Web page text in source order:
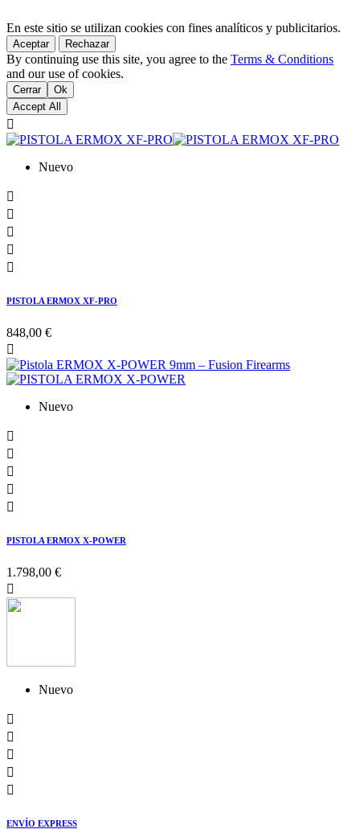
En este sitio se utilizan cookies con fines analíticos y publicitarios.
Aceptar Rechazar
By continuing use this site, you agree to the Terms & Conditions
and our use of cookies.
Cerrar
Ok
Accept All

Nuevo





PISTOLA ERMOX XF-PRO
848,00 €

Nuevo





PISTOLA ERMOX X-POWER
1.798,00 €

Nuevo





ENVÍO EXPRESS